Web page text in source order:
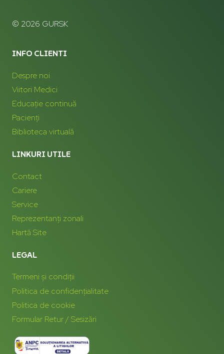
© 2026 GURSK
INFO CLIENTI
Despre noi
Viitori Medici
Educație continuă
Pacienți
Biblioteca virtuală
LINKURI UTILE
Contact
Cariere
Service
Reprezentanți zonali
Hartă Site
LEGAL
Termeni și condiții
Politica de confidențialitate
Politica de cookie
Formular Retur / Sesizări